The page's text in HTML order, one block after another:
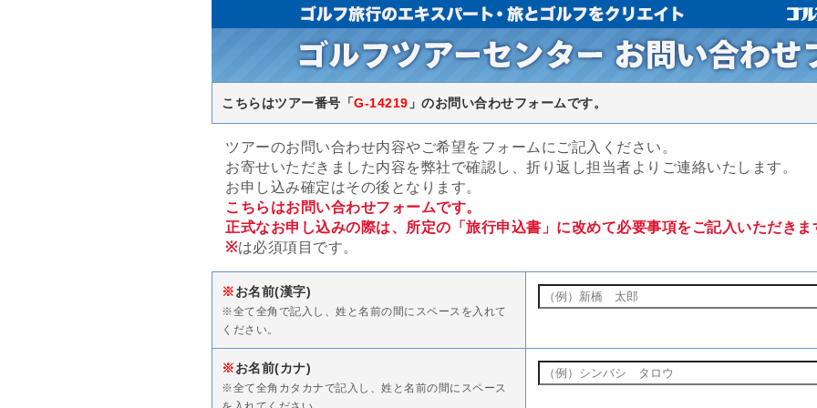
こちらはツアー番号「G-14219 」のお問い合わせフォームです。
ツアーのお問い合わせ内容やご希望をフォームにご記入ください。
お寄せいただきました内容を弊社で確認し、折り返し担当者よりご連絡いたします。
お申し込み確定はその後となります。
こちらはお問い合わせフォームです。
正式なお申し込みの際は、所定の「旅行申込書」に改めて必要事項をご記入いただきま
※は必須項目です。
※お名前(漢字)
※全て全角で記入し、姓と名前の間にスペースを入れて
ください。
※お名前(カナ)
※全て全角カタカナで記入し、姓と名前の間にスペース